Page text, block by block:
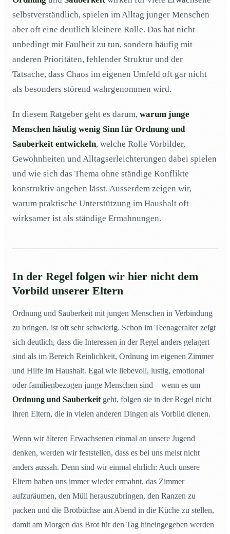
03Wie bringt man jungen Menschen Ordnung und
selbstverständlich, spielen im Alltag junger Menschen
aber oft eine deutlich kleinere Rolle. Das hat nicht
unbedingt mit Faulheit zu tun, sondern häufig mit
anderen Prioritäten, fehlender Struktur und der
Tatsache, dass Chaos im eigenen Umfeld oft gar nicht
als besonders störend wahrgenommen wird.
In diesem Ratgeber geht es darum, warum junge
Menschen häufig wenig Sinn für Ordnung und
Sauberkeit entwickeln, welche Rolle Vorbilder,
Gewohnheiten und Alltagserleichterungen dabei spielen
und wie sich das Thema ohne ständige Konflikte
konstruktiv angehen lässt. Ausserdem zeigen wir,
warum praktische Unterstützung im Haushalt oft
wirksamer ist als ständige Ermahnungen.
In der Regel folgen wir hier nicht dem
Vorbild unserer Eltern
Ordnung und Sauberkeit mit jungen Menschen in Verbindung
zu bringen, ist oft sehr schwierig. Schon im Teenageralter zeigt
sich deutlich, dass die Interessen in der Regel anders gelagert
sind als im Bereich Reinlichkeit, Ordnung im eigenen Zimmer
und Hilfe im Haushalt. Egal wie liebevoll, lustig, emotional
oder familienbezogen junge Menschen sind – wenn es um
Ordnung und Sauberkeit geht, folgen sie in der Regel nicht
ihren Eltern, die in vielen anderen Dingen als Vorbild dienen.
Wenn wir älteren Erwachsenen einmal an unsere Jugend
denken, werden wir feststellen, dass es bei uns meist nicht
anders aussah. Denn sind wir einmal ehrlich: Auch unsere
Eltern haben uns immer wieder ermahnt, das Zimmer
aufzuräumen, den Müll herauszubringen, den Ranzen zu
packen und die Brotbüchse am Abend in die Küche zu stellen,
damit am Morgen das Brot für den Tag hineingegeben werden